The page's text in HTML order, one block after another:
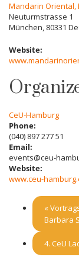
Mandarin Oriental,
Neuturmstrasse 1
München, 80331
Website:
CeU-Hamburg
Phone:
(040) 897 277 51
Email:
events@ceu-
Website:
www.ceu-
«
Barbara
4. CeU